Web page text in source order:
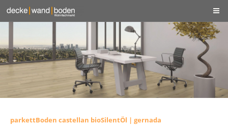
parkettBoden castellan bioSilentÖl | gernada